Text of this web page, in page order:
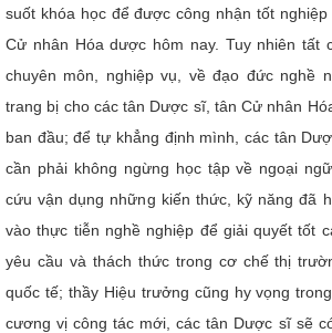
suốt khóa học để được công nhận tốt
Cử nhân Hóa dược hôm nay. Tuy nhiên tất
chuyên môn, nghiệp vụ, về đạo đức nghề
trang bị cho các tân Dược sĩ, tân Cử nhân
ban đầu; để tự khẳng định mình, các tân
cần phải không ngừng học tập về ngoại
cứu vận dụng những kiến thức, kỹ năng đã
vào thực tiễn nghề nghiệp để giải quyết tốt
yêu cầu và thách thức trong cơ chế thị
quốc tế; thầy Hiệu trưởng cũng hy vọng
cương vị công tác mới, các tân Dược sĩ sẽ